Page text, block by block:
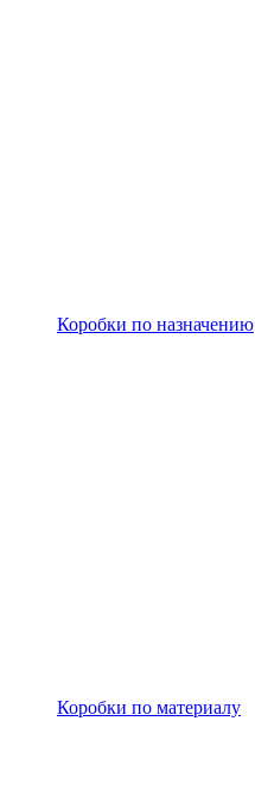
Коробки по назначению
Коробки по материалу